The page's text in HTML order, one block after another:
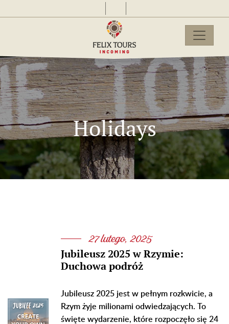
Holidays
27 lutego, 2025
Jubileusz 2025 w Rzymie:
Duchowa podróż
Jubileusz 2025 jest w pełnym rozkwicie, a
Rzym żyje milionami odwiedzających. To
święte wydarzenie, które rozpoczęło się 24